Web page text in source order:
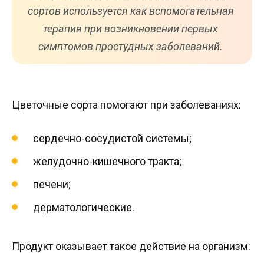
сортов используется как вспомогательная
терапия при возникновении первых
симптомов простудных заболеваний.
Цветочные сорта помогают при заболеваниях:
сердечно-сосудистой системы;
желудочно-кишечного тракта;
печени;
дерматологические.
Продукт оказывает такое действие на организм: